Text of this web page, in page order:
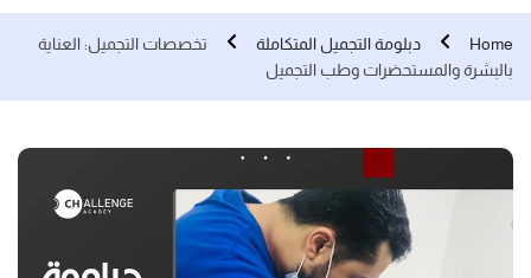
Home دبلومة التجميل المتكاملة
تخصصات التجميل: العناية
بالبشرة والمستحضرات وطب التجميل